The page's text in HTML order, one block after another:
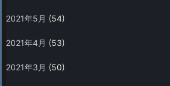
2021年5月 (54)
2021年4月 (53)
2021年3月 (50)